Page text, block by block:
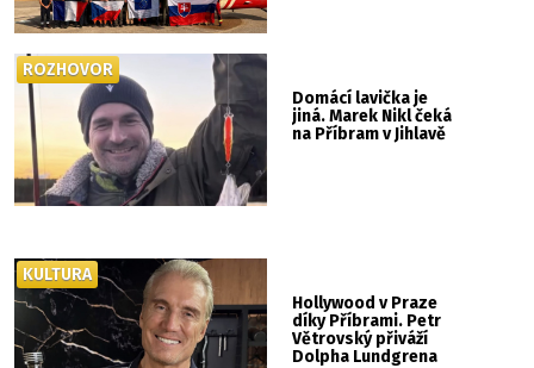
Domácí lavička je
jiná. Marek Nikl čeká
na Příbram v Jihlavě
ROZHOVOR
Hollywood v Praze
díky Příbrami. Petr
Větrovský přiváží
Dolpha Lundgrena
KULTURA